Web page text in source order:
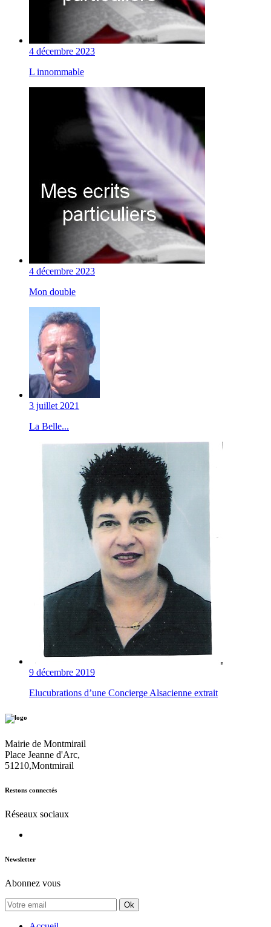
4 décembre 2023
L innommable
4 décembre 2023
Mon double
3 juillet 2021
La Belle...
9 décembre 2019
Elucubrations d’une Concierge Alsacienne extrait
Mairie de Montmirail
Place Jeanne d'Arc,
51210,Montmirail
Restons connectés
Réseaux sociaux
Newsletter
Abonnez vous
Ok